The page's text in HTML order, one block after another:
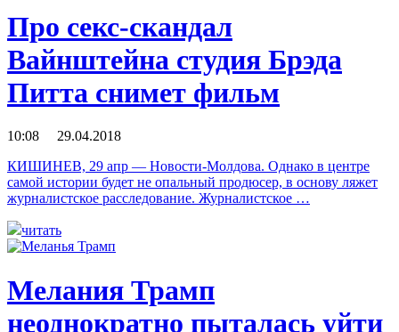
Про секс-скандал
Вайнштейна студия Брэда
Питта снимет фильм
10:08 29.04.2018
КИШИНЕВ, 29 апр — Новости-Молдова. Однако в центре
самой истории будет не опальный продюсер, в основу ляжет
журналистское расследование. Журналистское …
читать
Мелания Трамп
неоднократно пыталась уйти